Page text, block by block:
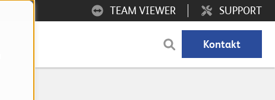
Kontakt
SUPPORT
TEAM VIEWER